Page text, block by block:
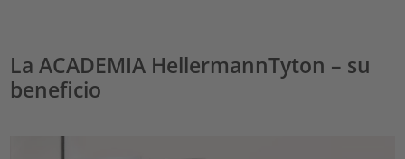
La ACADEMIA HellermannTyton – su
beneficio